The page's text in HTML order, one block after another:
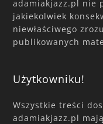
adamiakjazz.pl nie
jakiekolwiek
niewłaściwego
publikowanych
Użytkowniku!
Wszystkie treści
adamiakjazz.pl